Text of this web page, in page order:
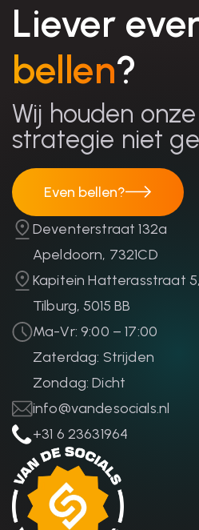
Liever
bellen?
Wij houden onze
strategie niet
Even bellen?
Deventerstraat 132a
Apeldoorn, 7321CD
Kapitein Hatterasstraat 5,
Tilburg, 5015 BB
Ma-Vr: 9:00 – 17:00
Zaterdag: Strijden
Zondag: Dicht
info@vandesocials.nl
+31 6 23631964